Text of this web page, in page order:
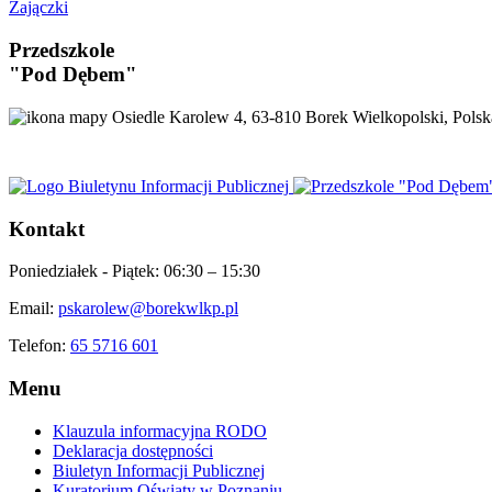
Zajączki
Przedszkole
"Pod Dębem"
Osiedle Karolew 4, 63-810 Borek Wielkopolski,
Kontakt
Poniedziałek - Piątek: 06:30 – 15:30
Email: pskarolew@borekwlkp.pl
Telefon: 65 5716 601
Menu
Klauzula informacyjna RODO
Deklaracja dostępności
Biuletyn Informacji Publicznej